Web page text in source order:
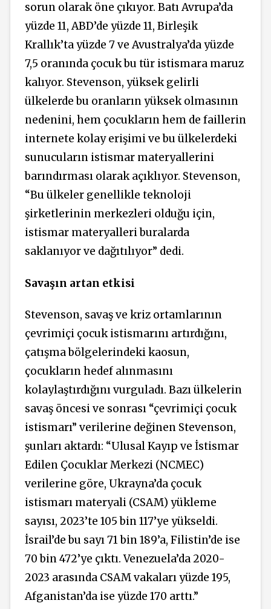
sorun olarak öne çıkıyor. Batı Avrupa’da
yüzde 11, ABD’de yüzde 11, Birleşik
Krallık’ta yüzde 7 ve Avustralya’da yüzde
7,5 oranında çocuk bu tür istismara maruz
kalıyor. Stevenson, yüksek gelirli
ülkelerde bu oranların yüksek olmasının
nedenini, hem çocukların hem de faillerin
internete kolay erişimi ve bu ülkelerdeki
sunucuların istismar materyallerini
barındırması olarak açıklıyor. Stevenson,
“Bu ülkeler genellikle teknoloji
şirketlerinin merkezleri olduğu için,
istismar materyalleri buralarda
saklanıyor ve dağıtılıyor” dedi.
Savaşın artan etkisi
Stevenson, savaş ve kriz ortamlarının
çevrimiçi çocuk istismarını artırdığını,
çatışma bölgelerindeki kaosun,
çocukların hedef alınmasını
kolaylaştırdığını vurguladı. Bazı ülkelerin
savaş öncesi ve sonrası “çevrimiçi çocuk
istismarı” verilerine değinen Stevenson,
şunları aktardı: “Ulusal Kayıp ve İstismar
Edilen Çocuklar Merkezi (NCMEC)
verilerine göre, Ukrayna’da çocuk
istismarı materyali (CSAM) yükleme
sayısı, 2023’te 105 bin 117’ye yükseldi.
İsrail’de bu sayı 71 bin 189’a, Filistin’de ise
70 bin 472’ye çıktı. Venezuela’da 2020-
2023 arasında CSAM vakaları yüzde 195,
Afganistan’da ise yüzde 170 arttı.”